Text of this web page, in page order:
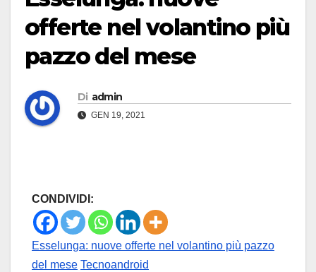
offerte nel volantino più
pazzo del mese
Di admin
GEN 19, 2021
CONDIVIDI:
Esselunga: nuove offerte nel volantino più pazzo
del mese Tecnoandroid